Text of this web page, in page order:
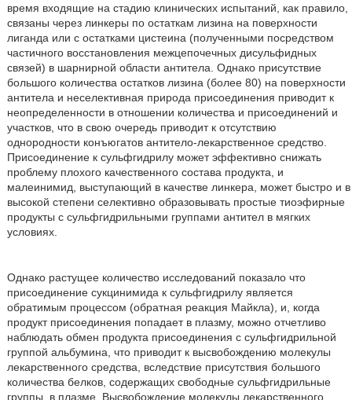
время входящие на стадию клинических испытаний, как правило,
связаны через линкеры по остаткам лизина на поверхности
лиганда или с остатками цистеина (полученными посредством
частичного восстановления межцепочечных дисульфидных
связей) в шарнирной области антитела. Однако присутствие
большого количества остатков лизина (более 80) на поверхности
антитела и неселективная природа присоединения приводит к
неопределенности в отношении количества и присоединений и
участков, что в свою очередь приводит к отсутствию
однородности конъюгатов антитело-лекарственное средство.
Присоединение к сульфгидрилу может эффективно снижать
проблему плохого качественного состава продукта, и
малеинимид, выступающий в качестве линкера, может быстро и в
высокой степени селективно образовывать простые тиоэфирные
продукты с сульфгидрильными группами антител в мягких
условиях.
Однако растущее количество исследований показало что
присоединение сукцинимида к сульфгидрилу является
обратимым процессом (обратная реакция Майкла), и, когда
продукт присоединения попадает в плазму, можно отчетливо
наблюдать обмен продукта присоединения с сульфгидрильной
группой альбумина, что приводит к высвобождению молекулы
лекарственного средства, вследствие присутствия большого
количества белков, содержащих свободные сульфгидрильные
группы, в плазме. Высвобождение молекулы лекарственного